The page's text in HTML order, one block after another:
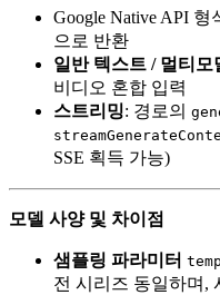
Google Native API
으로 반환
일반 텍스트 / 멀티모
비디오 혼합 입력
스트리밍: 경로의
SSE 획득 가능)
모델 사양 및 차이점
샘플링 파라미터
전 시리즈 동일하며,